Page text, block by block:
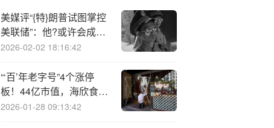
美媒评“{特}朗普试图掌控
美联储”：他?或许会成
功，但美国终将后悔
2026-02-02 18:16:42
“‘百’年老字号”4个涨停
板！44亿市值，海欣食品
拿下山姆，实现逆袭
2026-01-28 09:13:42